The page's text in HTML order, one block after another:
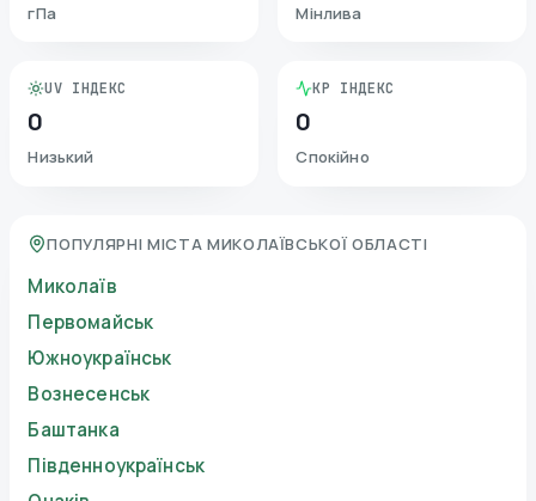
гПа Мінлива
UV ІНДЕКС
0
Низький
KP ІНДЕКС
0
Спокійно
ПОПУЛЯРНІ МІСТА МИКОЛАЇВСЬКОЇ ОБЛАСТІ
Миколаїв
Первомайськ
Южноукраїнськ
Вознесенськ
Баштанка
Південноукраїнськ